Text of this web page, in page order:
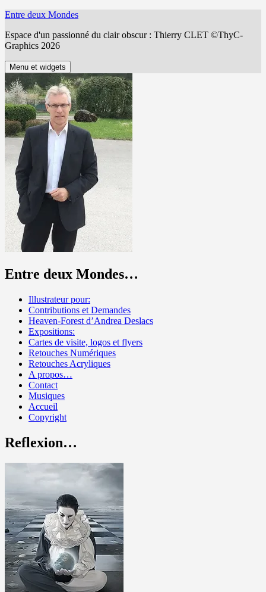
Aller
contenu
Entre deux Mondes
Espace d'un passionné du clair obscur : Thierry CLET ©ThyC-
Graphics 2026
Menu et widgets
Entre deux Mondes…
Illustrateur pour:
Contributions et Demandes
Heaven-Forest d’Andrea Deslacs
Expositions:
Cartes de visite, logos et flyers
Retouches Numériques
Retouches Acryliques
A propos…
Contact
Musiques
Accueil
Copyright
Reflexion…